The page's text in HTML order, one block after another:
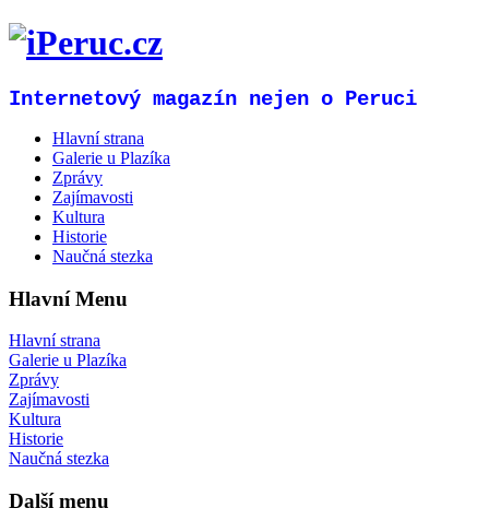
Internetový magazín nejen o Peruci
Hlavní strana
Galerie u Plazíka
Zprávy
Zajímavosti
Kultura
Historie
Naučná stezka
Hlavní Menu
Hlavní strana
Galerie u Plazíka
Zprávy
Zajímavosti
Kultura
Historie
Naučná stezka
Další menu